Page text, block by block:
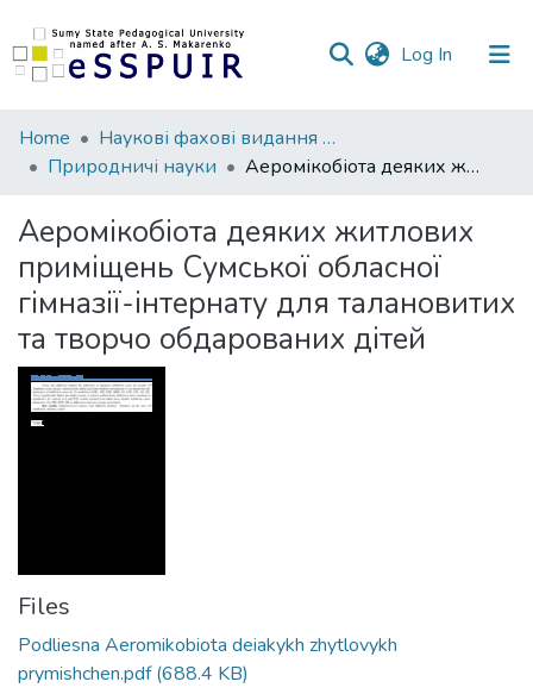
Log In (current)
Communities
&
All of DSpace
Statistics
Home
Наукові фахові видання СумДПУ
Природничі науки
Аеромікобіота деяких житлових приміщень Сумської обласної гімназії-інтернату для талановитих та творчо обдарованих дітей
Аеромікобіота деяких житлових
приміщень Сумської обласної
гімназії-інтернату для талановитих
та творчо обдарованих дітей
Files
Podliesna Aeromikobiota deiakykh zhytlovykh
prymishchen.pdf(688.4 KB)